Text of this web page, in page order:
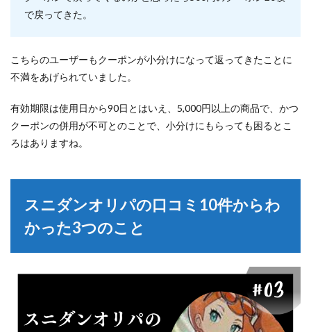
で戻ってきた。
こちらのユーザーもクーポンが小分けになって返ってきたことに
不満をあげられていました。
有効期限は使用日から90日とはいえ、5,000円以上の商品で、かつ
クーポンの併用が不可とのことで、小分けにもらっても困るとこ
ろはありますね。
スニダンオリパの口コミ10件からわ
かった3つのこと